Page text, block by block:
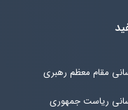
مقام معظم رهبری
ریاست جمهوری